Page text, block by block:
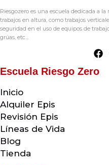
Riesgozero es una escuela dedicada a
trabajos en altura, como trabajos
seguridad en el uso de equipos de
grúas, etc…
Escuela Riesgo Zero
Inicio
Alquiler Epis
Revisión Epis
Líneas de Vida
Blog
Tienda